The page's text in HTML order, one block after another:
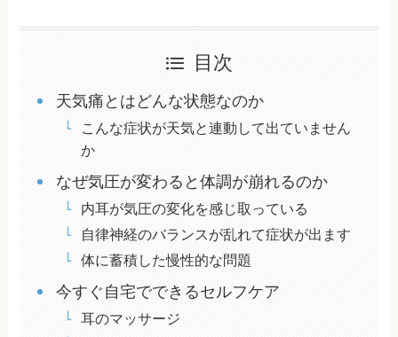
目次
天気痛とはどんな状態なのか
こんな症状が天気と連動して出ていません
か
なぜ気圧が変わると体調が崩れるのか
内耳が気圧の変化を感じ取っている
自律神経のバランスが乱れて症状が出ます
体に蓄積した慢性的な問題
今すぐ自宅でできるセルフケア
耳のマッサージ